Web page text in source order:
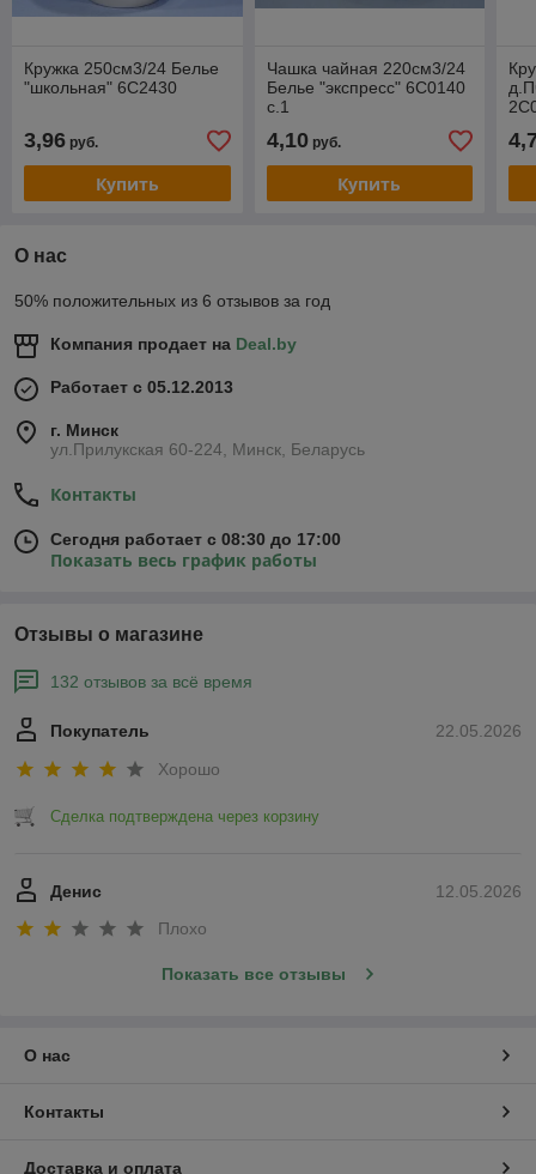
Кружка 250см3/24 Белье
"школьная" 6С2430
3,96 руб.
Купить
Чашка чайная 220см3/24
Белье "экспресс" 6С0140
с.1
4,10руб.
Купить
О нас
50% положительных из 6 отзывов за год
Компания продает на Deal.by
Работает с 05.12.2013
г. Минск
ул.Прилукская 60-224, Минск, Беларусь
Контакты
Сегодня работает с 08:30 до 17:00
Показать весь график работы
Отзывы о магазине
132 отзывов за всё время
22.05.2026
Покупатель
Хорошо
Сделка подтверждена через корзину
12.05.2026
Денис
Плохо
Показать все отзывы
О нас
Контакты
Доставка и оплата